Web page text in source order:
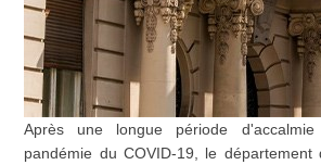
Après une longue période
pandémie du COVID-19, le département